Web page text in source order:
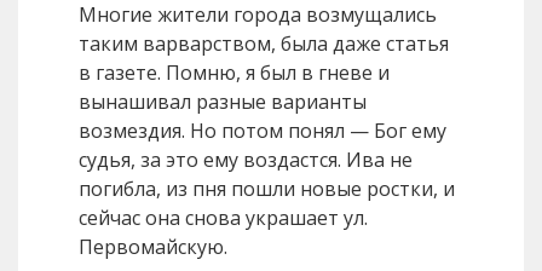
Многие жители города возмущались
таким варварством, была даже статья
в газете. Помню, я был в гневе и
вынашивал разные варианты
возмездия. Но потом понял — Бог ему
судья, за это ему воздастся. Ива не
погибла, из пня пошли новые ростки, и
сейчас она снова украшает ул.
Первомайскую.